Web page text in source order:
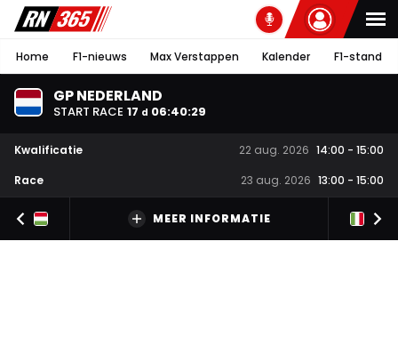
Home F1-nieuws Max Verstappen Kalender F1-stand
GP NEDERLAND
START RACE 17 d 06:40:28
Kwalificatie 22 aug. 2026 14:00 - 15:00
Race
23 aug. 2026 13:00 - 15:00
MEER INFORMATIE